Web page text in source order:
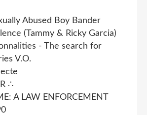
Abused Boy Bander
(Tammy & Ricky Garcia)
- The search for
V.O.
∴
A LAW ENFORCEMENT